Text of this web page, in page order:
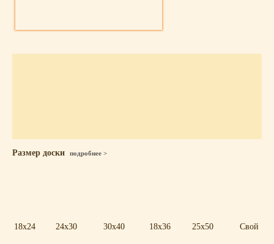
Размер доски подробнее >
18x24 24x30 30x40 18x36 25x50 Свой